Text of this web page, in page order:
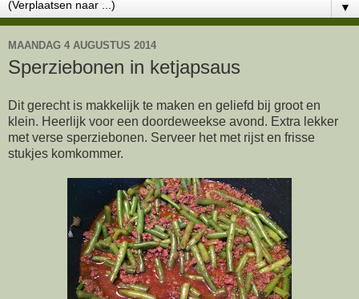
▼
MAANDAG 4 AUGUSTUS 2014
Sperziebonen in ketjapsaus
Dit gerecht is makkelijk te maken en geliefd bij groot en
klein. Heerlijk voor een doordeweekse avond. Extra lekker
met verse sperziebonen. Serveer het met rijst en frisse
stukjes komkommer.